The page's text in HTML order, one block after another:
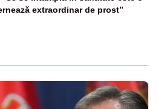
extraordinar de prost”